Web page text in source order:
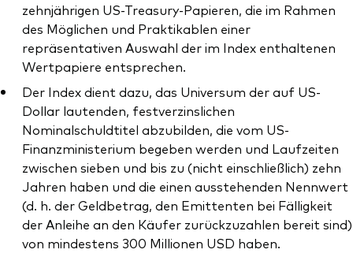
Research
Anbieterliste
Vanguard Modellportfolios
Vanguard Beratungsstudie
zehnjährigen US-Treasury-Papieren, die im Rahmen
des Möglichen und Praktikablen einer
repräsentativen Auswahl der im Index enthaltenen
Wertpapiere entsprechen.
Der Index dient dazu, das Universum der auf US-
Dollar lautenden, festverzinslichen
Nominalschuldtitel abzubilden, die vom US-
Finanzministerium begeben werden und Laufzeiten
zwischen sieben und bis zu (nicht einschließlich) zehn
Jahren haben und die einen ausstehenden Nennwert
(d. h. der Geldbetrag, den Emittenten bei Fälligkeit
der Anleihe an den Käufer zurückzuzahlen bereit sind)
von mindestens 300 Millionen USD haben.